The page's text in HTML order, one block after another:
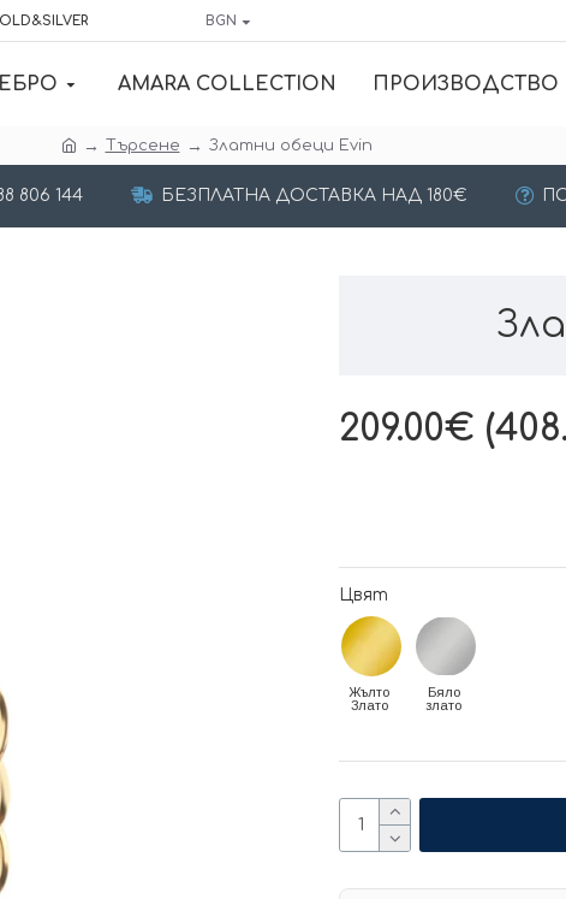
BGN
AMARA COLLECTION ПРОИЗВОДСТВО
Търсене Златни обеци Evin
806 144 БЕЗПЛАТНА ДОСТАВКА НАД 180€
209.00€
Цвят
Жълто
Злато
Бяло
злато